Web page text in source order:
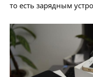
то есть зарядным